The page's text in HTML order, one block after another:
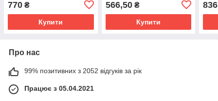
770 ₴
Купити
566,50₴
Купити
836
Про нас
99% позитивних з 2052 відгуків за рік
Працює з 05.04.2021